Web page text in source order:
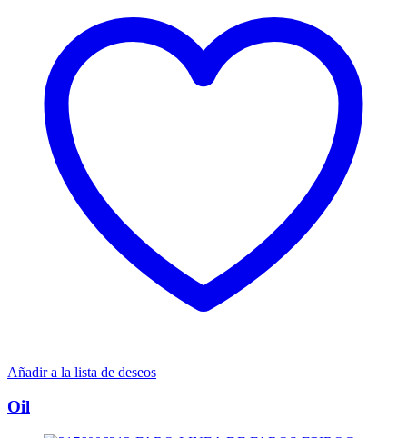
Añadir a la lista de deseos
Oil